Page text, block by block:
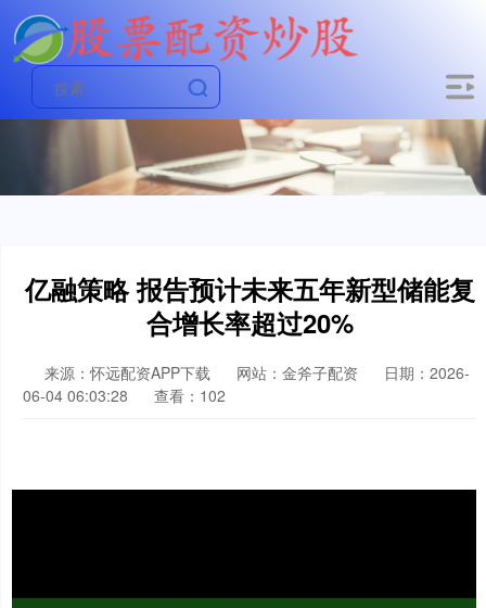
亿融策略 报告预计未来五年新型储能复
合增长率超过20%
来源：怀远配资APP下载 网站：金斧子配资
日期：2026-
06-04 06:03:28
查看：102